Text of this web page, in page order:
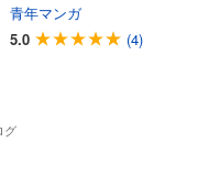
青年マンガ
5.0
(4)
グ